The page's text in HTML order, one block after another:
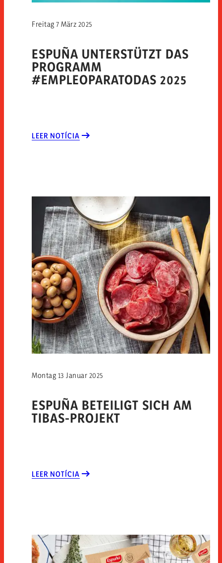
ESPUÑA UNTERSTÜTZT DAS
PROGRAMM
#EMPLEOPARATODAS 2025
Freitag 7 März 2025
LEER NOTÍCIA
ESPUÑA BETEILIGT SICH AM
TIBAS-PROJEKT
Montag 13 Januar 2025
LEER NOTÍCIA